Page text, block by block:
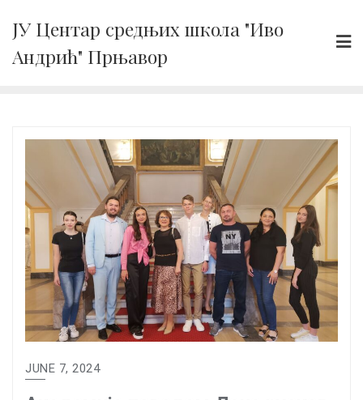
content
ЈУ Центар средњих школа "Иво
Андрић" Прњавор
JUNE 7, 2024